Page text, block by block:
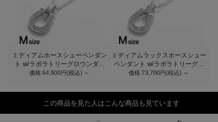
ミディアムホースシューペンダン
ト w/ラボラトリーグロウンダ...
価格:64,900円(税込) ～
ミディアムラックスホースシュー
ペンダント w/ラボラトリーグ...
価格:73,700円(税込) ～
この商品を見た人はこんな商品も見ています